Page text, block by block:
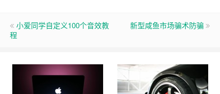
小爱同学自定义100个音效教
程
新型咸鱼市场骗术防骗